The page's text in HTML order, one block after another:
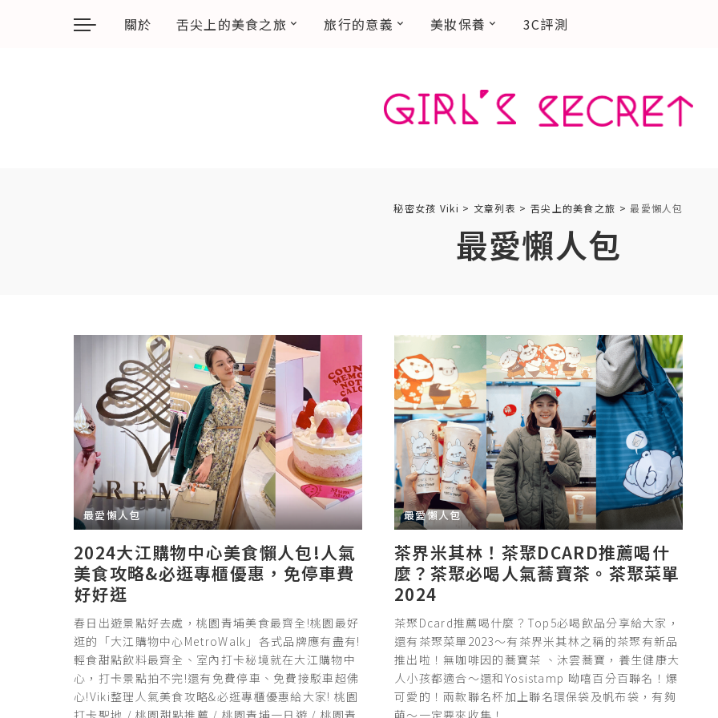
關於 舌尖上的美食之旅 旅行的意義 美妝保養 3C評測
秘密女孩 Viki > 文章列表 > 舌尖上的美食之旅 >最愛懶人包
最愛懶人包
最愛懶人包
2024大江購物中心美食懶人包!人氣
美食攻略&必逛專櫃優惠，免停車費
好好逛
春日出遊景點好去處，桃園青埔美食最齊全!桃園最好
逛的「大江購物中心MetroWalk」各式品牌應有盡有!
輕食甜點飲料最齊全、室內打卡秘境就在大江購物中
心，打卡景點拍不完!還有免費停車、免費接駁車超佛
心!Viki整理人氣美食攻略&必逛專櫃優惠給大家! 桃園
最愛懶人包
茶界米其林！茶聚DCARD推薦喝什
麼？茶聚必喝人氣蕎寶茶。茶聚菜單
2024
茶聚Dcard推薦喝什麼？Top5必喝飲品分享給大家，
還有茶聚菜單2023～有茶界米其林之稱的茶聚有新品
推出啦！無咖啡因的蕎寶茶 、沐雲蕎寶，養生健康大
人小孩都適合～還和Yosistamp 呦嘻百分百聯名！爆
可愛的！兩款聯名杯加上聯名環保袋及帆布袋，有夠